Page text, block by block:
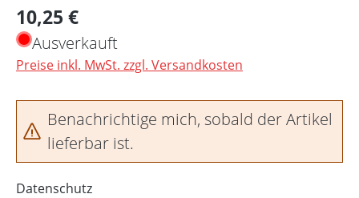
Regulärer Preis:
10,25 €
Ausverkauft
Preise inkl. MwSt. zzgl. Versandkosten
Benachrichtige mich, sobald der Artikel
lieferbar ist.
Datenschutz